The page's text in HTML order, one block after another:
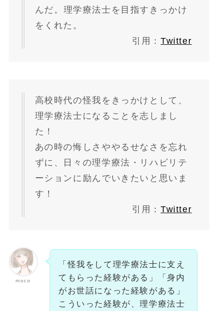
んだ。 理学療法士 を目指す きっかけ
をくれた。
引用： Twitter
高校時代の怪我を きっかけ として、
理学療法士になることを志しまし
た！
あの時の悔しさややるせなさを忘れ
ずに、日々の理学療法・リハビリテ
ーションに励んでいきたいと思いま
す！
引用： Twitter
moco
「怪我をして理学療法士に支え
てもらった経験がある」「身内
がお世話になった経験がある」
こういった経験が、理学療法士